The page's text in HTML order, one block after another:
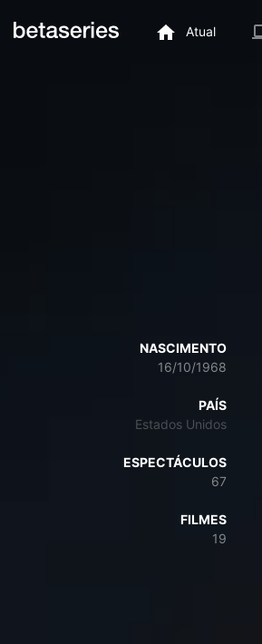
Atual
NASCIMENTO
16/10/1968
PAÍS
Estados Unidos
ESPECTÁCULOS
67
FILMES
19